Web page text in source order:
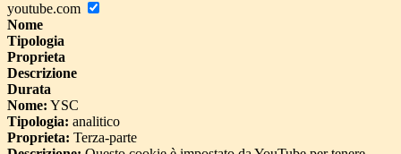
youtube.com
Nome
Tipologia
Proprieta
Descrizione
Durata
Nome: YSC
Tipologia: analitico
Proprieta: Terza-parte